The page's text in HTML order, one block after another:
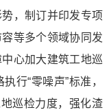
，制订并印发专项
等多个领域协同发
心加大建筑工地巡
行“零噪声”标准，
巡检力度，强化渣